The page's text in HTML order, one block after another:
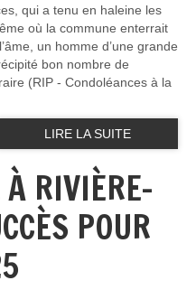
qui a tenu en haleine les
où la commune enterrait
un homme d’une grande
bon nombre de
(RIP - Condoléances à la
LIRE LA SUITE
À RIVIÈRE-
POUR